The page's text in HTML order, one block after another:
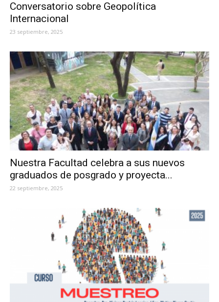
Conversatorio sobre Geopolítica
Internacional
23 septiembre, 2025
Nuestra Facultad celebra a sus nuevos
graduados de posgrado y proyecta...
22 septiembre, 2025